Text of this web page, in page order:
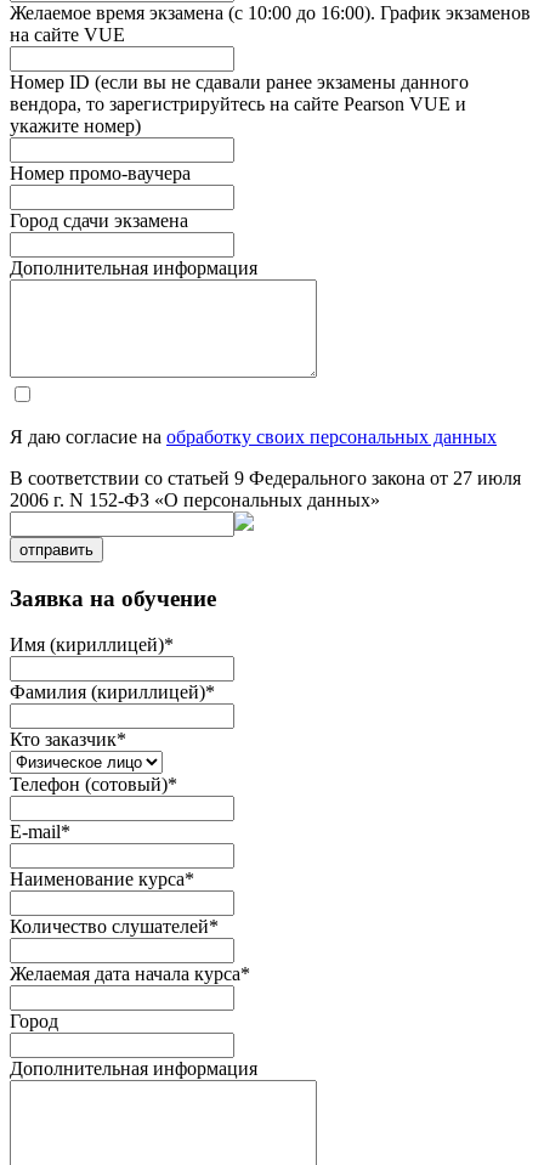
Желаемое время экзамена (с 10:00 до 16:00). График экзаменов
на сайте VUE
Номер ID (если вы не сдавали ранее экзамены данного
вендора, то зарегистрируйтесь на сайте Pearson VUE и
укажите номер)
Номер промо-ваучера
Город сдачи экзамена
Дополнительная информация
Я даю согласие на обработку своих персональных данных
В соответствии со статьей 9 Федерального закона от 27 июля
2006 г. N 152-ФЗ «О персональных данных»
отправить
Заявка на обучение
Имя (кириллицей)*
Фамилия (кириллицей)*
Кто заказчик*
Телефон (сотовый)*
E-mail*
Наименование курса*
Количество слушателей*
Желаемая дата начала курса*
Город
Дополнительная информация